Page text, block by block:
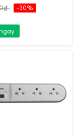
-30%